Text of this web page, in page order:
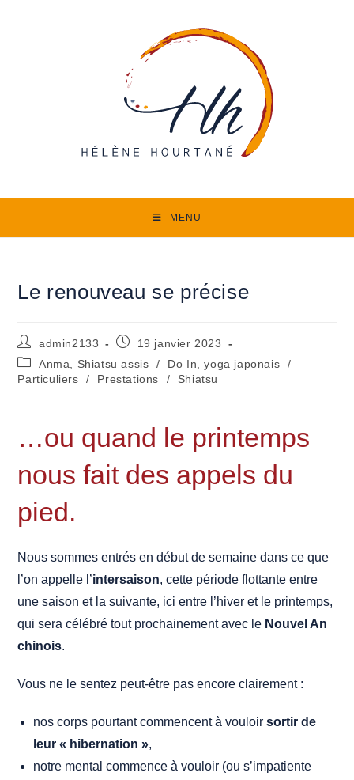
MENU
Le renouveau se précise
Auteur/autrice
de
la
publication :
admin2133
Publication
19 janvier 2023
Post
category:
Anma, Shiatsu assis / Do In, yoga japonais
/
Particuliers
/ Prestations / Shiatsu
…ou quand le printemps
nous fait des appels du
pied.
Nous sommes entrés en début de semaine dans ce que
l’on appelle l’intersaison, cette période flottante entre
une saison et la suivante, ici entre l’hiver et le printemps,
qui sera célébré tout prochainement avec le Nouvel An
chinois.
Vous ne le sentez peut-être pas encore clairement :
nos corps pourtant commencent à vouloirsortir de
leur « hibernation »,
notre mental commence à vouloir (ou s’impatiente